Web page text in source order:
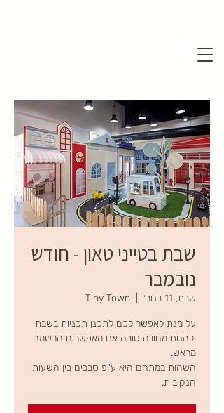
שבת בטייני טאון - חודש
נובמבר
שבת, 11 בנוב׳ Tiny Town
על מנת לאפשר לכם לתכנן תכניות בשבת
ולהנות מחוויה טובה אנו מאפשרים הרשמה
השהות במתחם היא ע"פ סבבים בין השעות
הנקובות.